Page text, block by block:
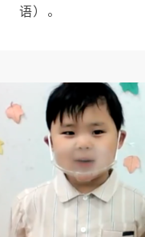
语）。